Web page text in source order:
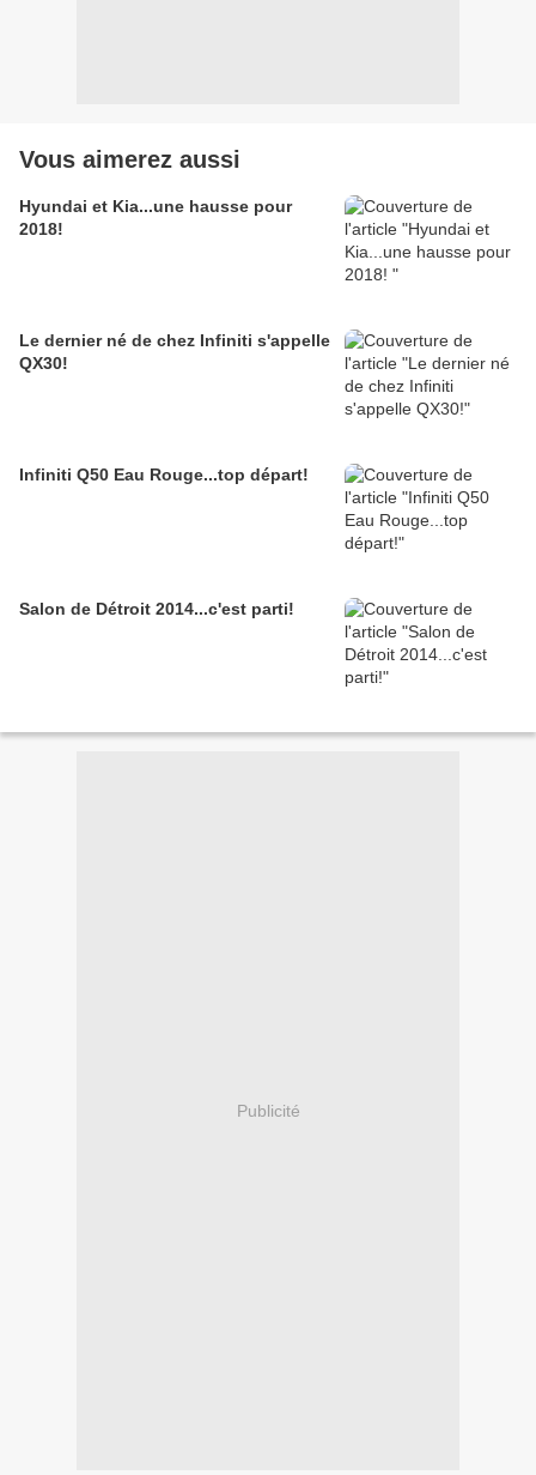
Vous aimerez aussi
Hyundai et Kia...une hausse pour
2018!
Le dernier né de chez Infiniti s'appelle
QX30!
Infiniti Q50 Eau Rouge...top départ!
Salon de Détroit 2014...c'est parti!
Publicité